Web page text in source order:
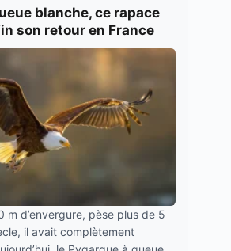
blanche, ce rapace
son retour en France
m d’envergure, pèse plus de 5
il avait complètement